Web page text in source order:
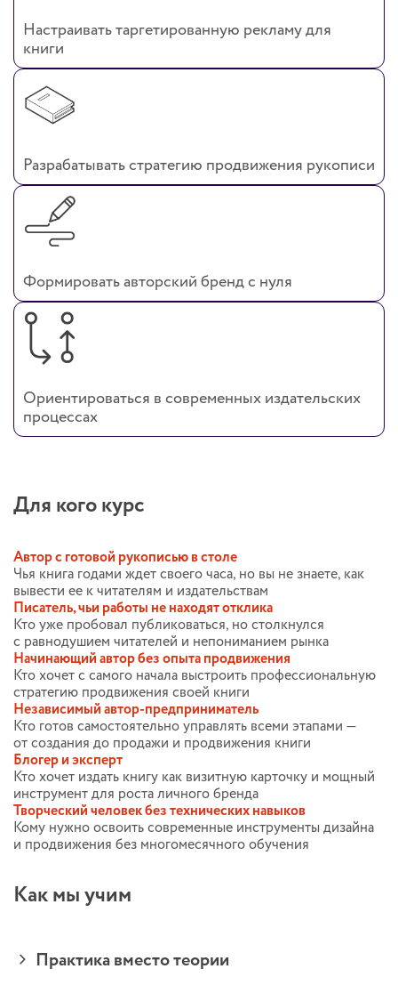
Настраивать таргетированную рекламу для
книги
Разрабатывать стратегию продвижения рукописи
Формировать авторский бренд с нуля
Ориентироваться в современных издательских
процессах
Для кого курс
Автор с готовой рукописью в столе
Чья книга годами ждет своего часа, но вы не знаете, как
вывести ее к читателям и издательствам
Писатель, чьи работы не находят отклика
Кто уже пробовал публиковаться, но столкнулся
с равнодушием читателей и непониманием рынка
Начинающий автор без опыта продвижения
Кто хочет с самого начала выстроить профессиональную
стратегию продвижения своей книги
Независимыйавтор-предприниматель
Кто готов самостоятельно управлять всеми этапами —
от создания до продажи и продвижения книги
Блогер и эксперт
Кто хочет издать книгу как визитную карточку и мощный
инструмент для роста личного бренда
Творческий человек без технических навыков
Кому нужно освоить современные инструменты дизайна
и продвижения без многомесячного обучения
Как мы учим
Практика вместо теории